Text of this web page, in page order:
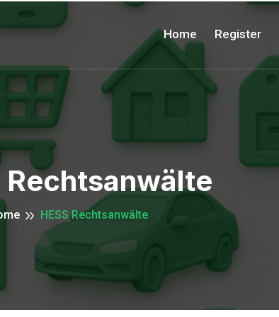
Home Register
Rechtsanwälte
HESS Rechtsanwälte